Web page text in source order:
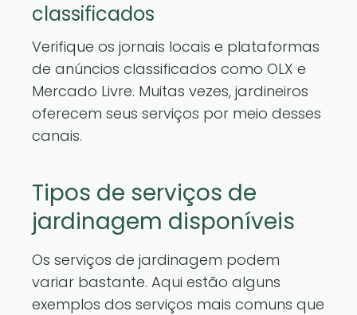
classificados
Verifique os jornais locais e plataformas
de anúncios classificados como OLX e
Mercado Livre. Muitas vezes, jardineiros
oferecem seus serviços por meio desses
canais.
Tipos de serviços de
jardinagem disponíveis
Os serviços de jardinagem podem
variar bastante. Aqui estão alguns
exemplos dos serviços mais comuns que